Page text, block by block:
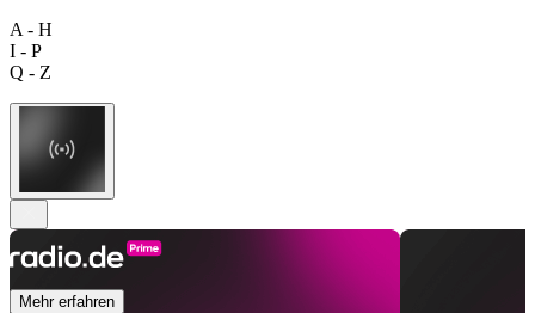
A - H
I - P
Q - Z
Mehr erfahren